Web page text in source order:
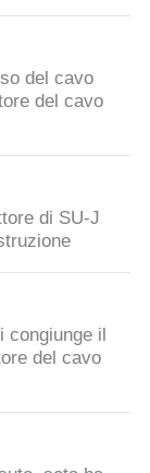
del cavo
del cavo
di SU-J
il
del cavo